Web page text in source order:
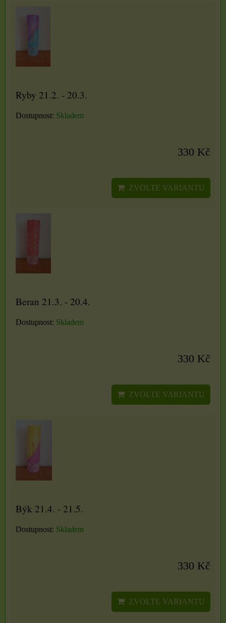
Ryby 21.2. - 20.3.
Dostupnost: Skladem
330 Kč
ZVOLTE VARIANTU
Beran 21.3. - 20.4.
Dostupnost: Skladem
330 Kč
ZVOLTE VARIANTU
Býk 21.4. - 21.5.
Dostupnost: Skladem
330 Kč
ZVOLTE VARIANTU